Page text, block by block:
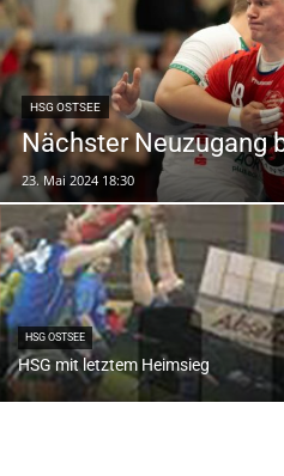
HSG OSTSEE
Nächster Neuzugang
23. Mai 2024 18:30
HSG OSTSEE
HSG mit letztem Heimsieg